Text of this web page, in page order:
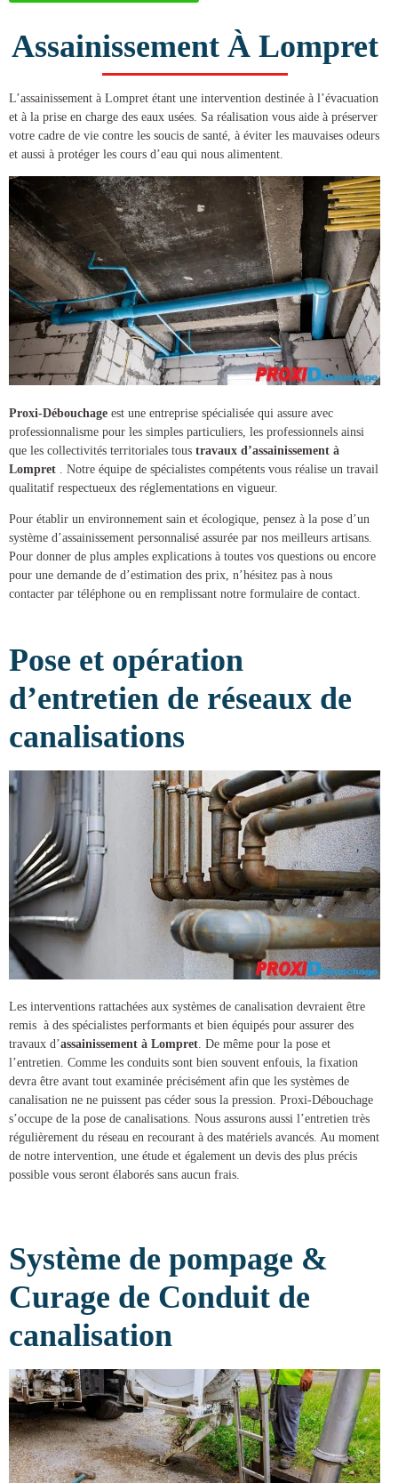
Assainissement À Lompret
L’assainissement à Lompret étant une intervention destinée à l’évacuation
et à la prise en charge des eaux usées. Sa réalisation vous aide à préserver
votre cadre de vie contre les soucis de santé, à éviter les mauvaises odeurs
et aussi à protéger les cours d’eau qui nous alimentent.
Proxi-Débouchage est une entreprise spécialisée qui assure avec
professionnalisme pour les simples particuliers, les professionnels ainsi
que les collectivités territoriales tous travaux d’assainissement à
Lompret
. Notre équipe de spécialistes compétents vous réalise un travail
qualitatif respectueux des réglementations en vigueur.
Pour établir un environnement sain et écologique, pensez à la pose d’un
système d’assainissement personnalisé assurée par nos meilleurs artisans.
Pour donner de plus amples explications à toutes vos questions ou encore
pour une demande de d’estimation des prix, n’hésitez pas à nous
contacter par téléphone ou en remplissant notre formulaire de contact.
Pose et opération
d’entretien de réseaux de
canalisations
Les interventions rattachées aux systèmes de canalisation devraient être
remis à des spécialistes performants et bien équipés pour assurer des
travaux d’assainissement à Lompret. De même pour la pose et
l’entretien. Comme les conduits sont bien souvent enfouis, la fixation
devra être avant tout examinée précisément afin que les systèmes de
canalisation ne ne puissent pas céder sous la pression. Proxi-Débouchage
s’occupe de la pose de canalisations. Nous assurons aussi l’entretien très
régulièrement du réseau en recourant à des matériels avancés. Au moment
de notre intervention, une étude et également un devis des plus précis
possible vous seront élaborés sans aucun frais.
Système de pompage &
Curage de Conduit de
canalisation